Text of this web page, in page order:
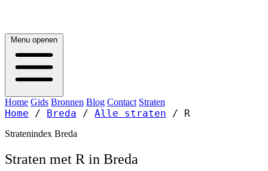
Menu openen
Home Gids Bronnen Blog Contact Straten
Home / Breda / Alle straten / R
Stratenindex Breda
Straten met R in Breda